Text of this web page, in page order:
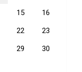
15 16
22 23
29 30